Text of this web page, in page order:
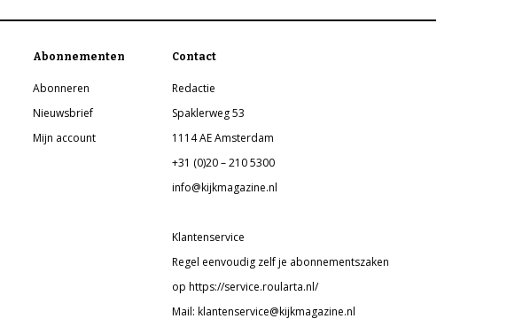
Abonnementen
Abonneren
Nieuwsbrief
Mijn account
Contact
Redactie
Spaklerweg 53
1114 AE Amsterdam
+31 (0)20 – 210 5300
info@kijkmagazine.nl
Klantenservice
Regel eenvoudig zelf je abonnementszaken
op https://service.roularta.nl/
Mail: klantenservice@kijkmagazine.nl